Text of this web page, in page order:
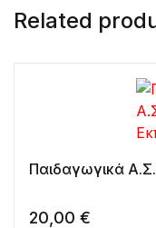
Related
Παιδαγωγικά
20,00 €